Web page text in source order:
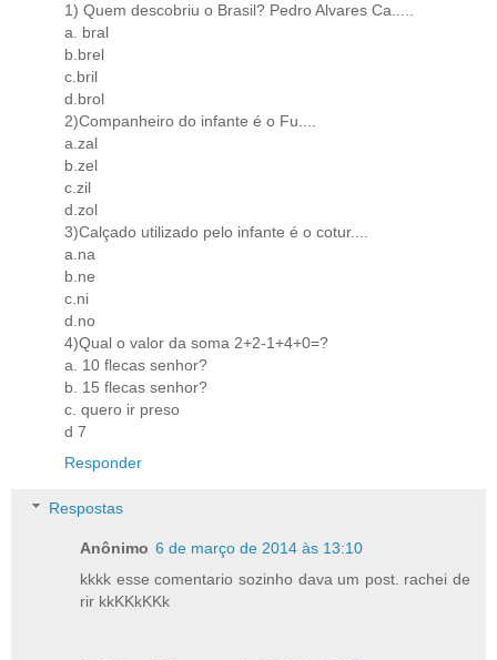
1) Quem descobriu o Brasil? Pedro Alvares Ca.....
a. bral
b.brel
c.bril
d.brol
2)Companheiro do infante é o Fu....
a.zal
b.zel
c.zil
d.zol
3)Calçado utilizado pelo infante é o cotur....
a.na
b.ne
c.ni
d.no
4)Qual o valor da soma 2+2-1+4+0=?
a. 10 flecas senhor?
b. 15 flecas senhor?
c. quero ir preso
d 7
Responder
Respostas
Anônimo 6 de março de 2014 às 13:10
kkkk esse comentario sozinho dava um post. rachei de
rir kkKKkKKk